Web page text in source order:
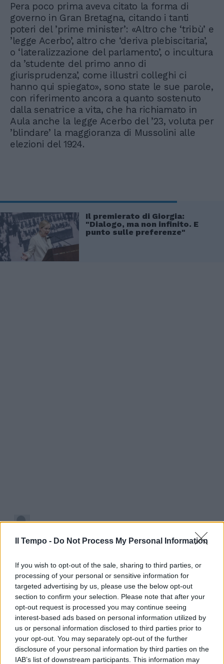
Il Tempo - Do Not Process My Personal Information
If you wish to opt-out of the sale, sharing to third parties, or
processing of your personal or sensitive information for
targeted advertising by us, please use the below opt-out
section to confirm your selection. Please note that after your
opt-out request is processed you may continue seeing
interest-based ads based on personal information utilized by
us or personal information disclosed to third parties prior to
your opt-out. You may separately opt-out of the further
disclosure of your personal information by third parties on the
IAB’s list of downstream participants. This information may
Pera poco prima aveva citato la forma di
governo in Gran Bretagna, citando i tanti
poteri del ’prime minister’: «Altro che ‘tribù’ e
’legge Acerbo’, altro che ‘deriva plebiscitaria’,
o ‘lateralizzazione del parlamento’, o incultura
da ’studente del primo anno di
giurisprudenza’, come illustri colleghi ci
hanno qui spiegato», sono state le sue parole,
con riferimento ancora a quanto sostenuto
dalla senatrice a vita, che ha richiamato in
Aula anche la legge Acerbo del ’23, voluta per
’blindare’ la maggioranza di Mussolini alle
elezioni del 1924.
Il premierato di Giorgia:
"Dialogo, ma non infinito. E
punto sulle preferenze"